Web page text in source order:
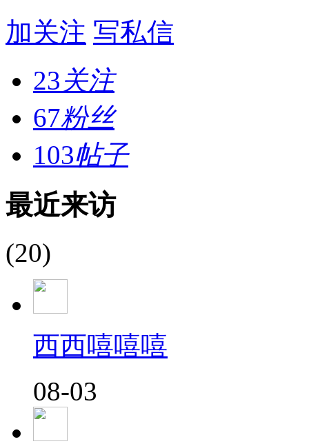
加关注 写私信
23关注
67粉丝
103帖子
最近来访
(20)
西西嘻嘻嘻
08-03